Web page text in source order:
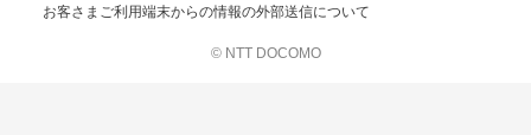
お客さまご利用端末からの情報の外部送信について
© NTT DOCOMO